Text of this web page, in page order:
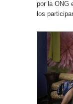
por la ONG
los